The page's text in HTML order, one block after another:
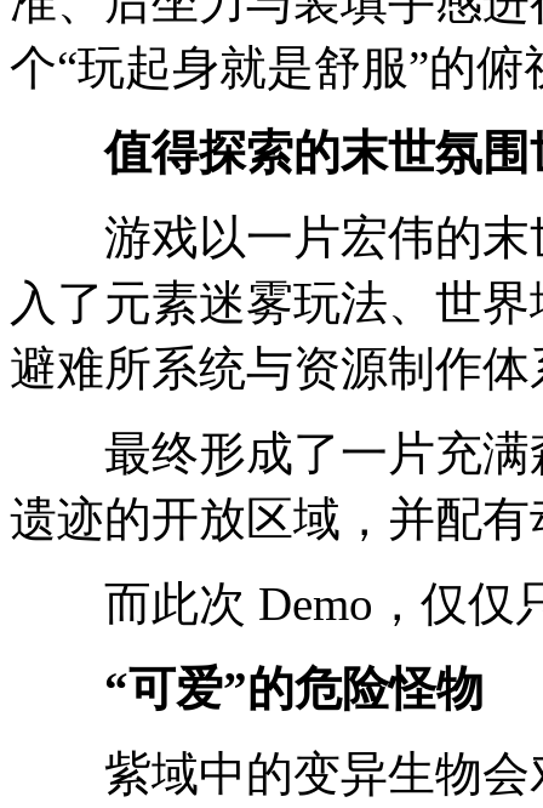
个“玩起身就是舒服”的
值得探索的末世氛围
游戏以一片宏伟的末
入了元素迷雾玩法、世
避难所系统与资源制作
最终形成了一片充满
遗迹的开放区域，并配
而此次 Demo，仅仅
“可爱”的危险怪物
紫域中的变异生物会